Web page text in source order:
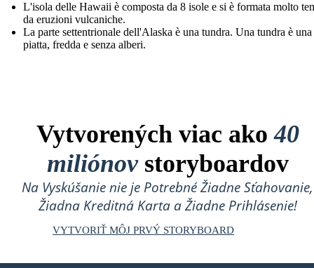
L'isola delle Hawaii è composta da 8 isole e si è formata molto
da eruzioni vulcaniche.
La parte settentrionale dell'Alaska è una tundra. Una tundra è una
piatta, fredda e senza alberi.
Vytvorených viac ako40
miliónovstoryboardov
Na Vyskúšanie nie je Potrebné Žiadne Sťahovanie,
Žiadna Kreditná Karta a Žiadne Prihlásenie!
VYTVORIŤ MÔJ PRVÝ STORYBOARD